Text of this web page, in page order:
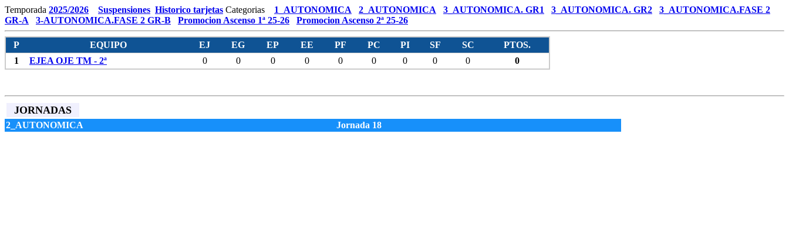
Temporada 2025/2026 Suspensiones Historico tarjetas Categorias 1_AUTONOMICA 2_AUTONOMICA 3_AUTONOMICA. GR1 3_AUTONOMICA. GR2
3_AUTONOMICA.FASE 2
GR-A
3-AUTONOMICA.FASE 2 GR-B Promocion Ascenso 1ª 25-26 Promocion Ascenso 2ª 25-26
P EQUIPO EJ EG EP EE PF PC PI SF SC
PTOS.
1
EJEA OJE TM - 2ª 0 0 0 0 0 0 0 0 0 0
JORNADAS
2_AUTONOMICA Jornada 18